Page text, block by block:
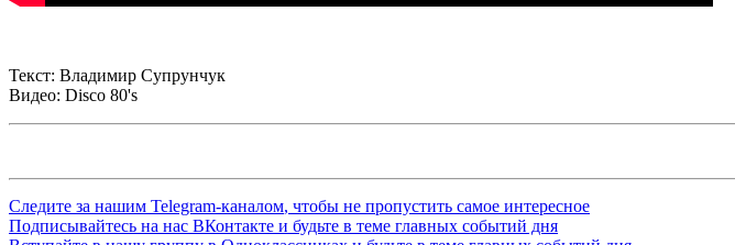
Текст: Владимир Супрунчук
Видео: Disco 80's
Следите за нашим Telegram-каналом, чтобы не пропустить самое интересное
Подписывайтесь на нас ВКонтакте и будьте в теме главных событий дня